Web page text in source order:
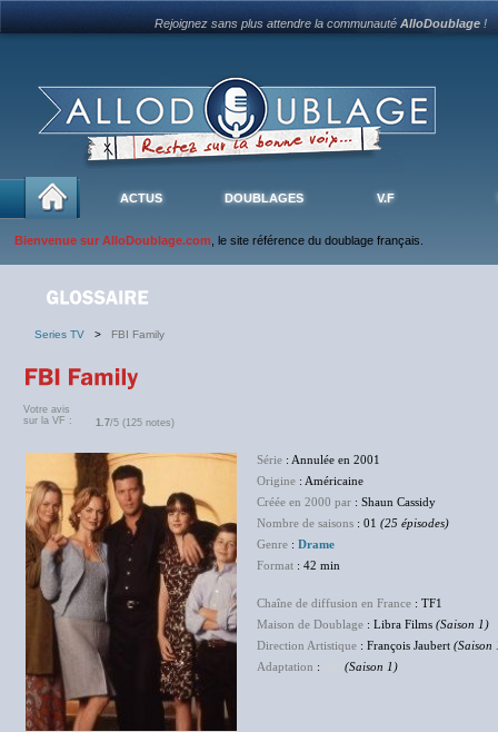
Rejoignez sans plus attendre la communautéAlloDoublage !
ACTUS DOUBLAGES V.F
Bienvenue sur AlloDoublage.com , le site référence du doublage français.
Series TV > FBI Family
Votre avis
sur la VF :
1.7/5 (125 notes)
Série : Annulée en 2001
Origine : Américaine
Créée en 2000 par : Shaun Cassidy
Nombre de saisons : 01 (25 épisodes)
Genre : Drame
Format : 42 min
Chaîne de diffusion en France : TF1
Maison de Doublage : Libra Films (Saison 1)
Direction Artistique : François Jaubert (Saison
Adaptation : (Saison 1)